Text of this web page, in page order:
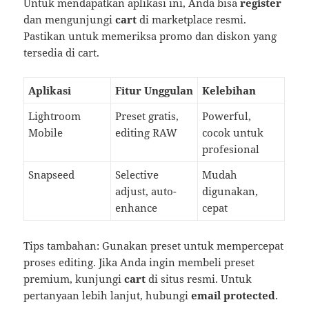
dan mengunjungicart di marketplace resmi.
Pastikan untuk memeriksa promo dan diskon yang
tersedia dicart.
Aplikasi Fitur Unggulan
Kelebihan
Lightroom
Mobile
Preset gratis,
editing RAW
Powerful,
cocok untuk
profesional
Snapseed
Selective
adjust, auto-
enhance
Mudah
digunakan,
cepat
Tips tambahan: Gunakan preset untuk mempercepat
proses editing. Jika Anda ingin membeli preset
premium, kunjungicart di situs resmi. Untuk
pertanyaan lebih lanjut, hubungiemail protected.